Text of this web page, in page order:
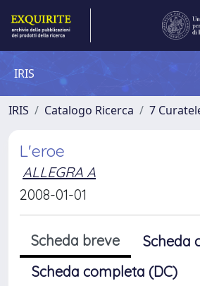
IRIS
IRIS Catalogo Ricerca 7
L'eroe
ALLEGRA A
2008-01-01
Scheda breve
Scheda
Scheda completa (DC)